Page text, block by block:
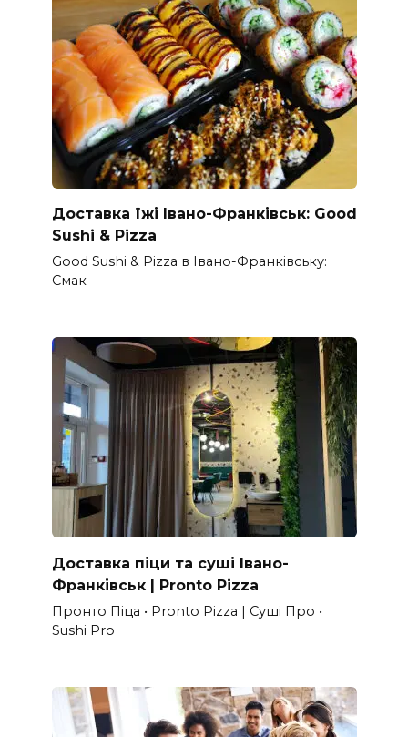
Доставка їжі Івано-Франківськ: Good
Sushi & Pizza
Good Sushi & Pizza в Івано-Франківську:
Смак
Доставка піци та суші Івано-
Франківськ | Pronto Pizza
Пронто Піца • Pronto Pizza | Суші Про •
Sushi Pro